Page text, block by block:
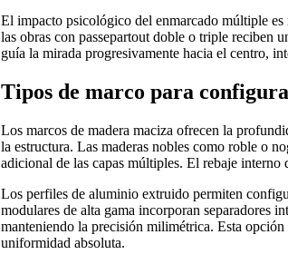
El impacto psicológico del enmarcado múltiple
las obras con passepartout doble o triple reciben
guía la mirada progresivamente hacia el centro,
Tipos de marco para
Los marcos de madera maciza ofrecen la
la estructura. Las maderas nobles como roble o
adicional de las capas múltiples. El rebaje
Los perfiles de aluminio extruido permiten
modulares de alta gama incorporan separadores
manteniendo la precisión milimétrica. Esta
uniformidad absoluta.